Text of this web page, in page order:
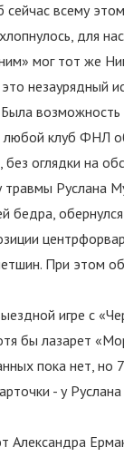
сейчас всему
для
мог тот же
незаурядный
клуб ФНЛ
оглядки на
Руслана
При этом
игре с
бы лазарет
пока нет, но
- у
Александра